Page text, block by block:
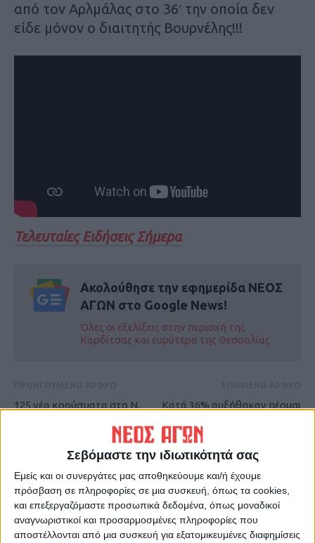
Σεβόμαστε την ιδιωτικότητά σας
Εμείς και οι συνεργάτες μας αποθηκεύουμε και/ή έχουμε
πρόσβαση σε πληροφορίες σε μια συσκευή, όπως τα cookies,
και επεξεργαζόμαστε προσωπικά δεδομένα, όπως μοναδικοί
αναγνωριστικοί και προσαρμοσμένες πληροφορίες που
αποστέλλονται από μια συσκευή για εξατομικευμένες διαφημίσεις
από τον Αρλμάλας στο 36′ την οποία δεν
είδε μόνον ο διαιτητής Βουρνέλης!!!
Τελευταίες Ειδήσεις Σήμερα
Ακολούθησε την εφημερίδα ΝΕΟΣ
ΑΓΩΝ στο Google News!
Όλες οι εξελίξεις στην περιοχή της
Καρδίτσας και ευρύτερα της Θεσσαλίας
125 νέα κρούσματα στο Ν.
Κατά 36% αυξήθηκαν πέρυσι